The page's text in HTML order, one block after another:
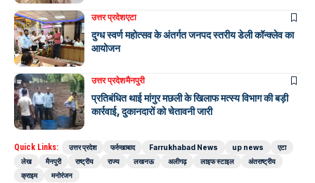
उत्तर प्रदेशएटा
दुग्ध स्वर्ण महोत्सव के अंतर्गत जनपद स्तरीय डेली कॉन्क्लेव का
आयोजन
उत्तर प्रदेशमैनपुरी
प्रतिबंधित थाई मांगुर मछली के खिलाफ मत्स्य विभाग की बड़ी
कार्रवाई, दुकानदारों को चेतावनी जारी
Quick Links: उत्तर प्रदेश फर्रुखाबाद Farrukhabad News up news
एटा
लेख
मैनपुरी राष्ट्रीय राज्य लखनऊ अलीगढ़ लाइफ स्टाइल
अंतराष्ट्रीय
क्राइम
मनोरंजन